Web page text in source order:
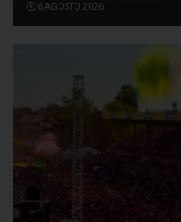
6 AGOSTO 2026